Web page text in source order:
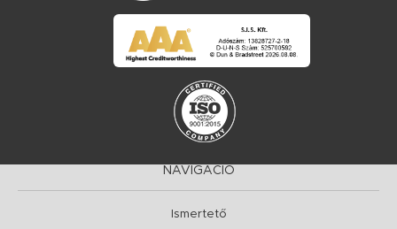
NAVIGÁCIÓ
Ismertető